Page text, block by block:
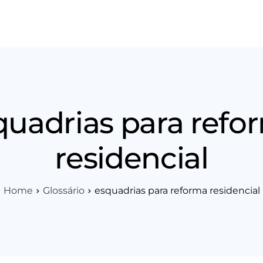
para
residencial
Home Glossário esquadrias para reforma residencial